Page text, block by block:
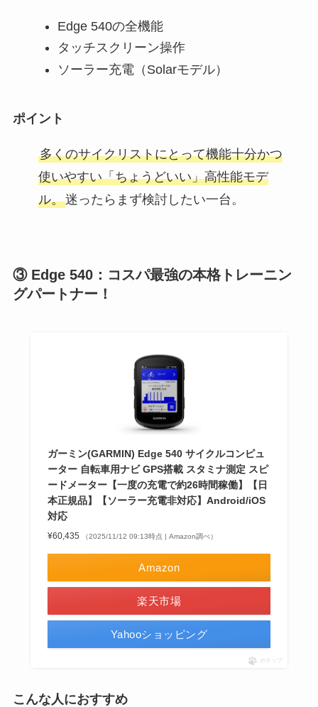
Edge 540の全機能
タッチスクリーン操作
ソーラー充電（Solarモデル）
ポイント
多くのサイクリストにとって機能十分かつ
使いやすい「ちょうどいい」高性能モデ
ル。迷ったらまず検討したい一台。
③ Edge 540：コスパ最強の本格トレーニン
グパートナー！
ガーミン(GARMIN) Edge 540 サイクルコンピュ
ーター 自転車用ナビ GPS搭載 スタミナ測定 スピ
ードメーター【一度の充電で約26時間稼働】【日
本正規品】【ソーラー充電非対応】Android/iOS
対応
¥60,435 （2025/11/12 09:13時点 | Amazon調べ）
Amazon
楽天市場
Yahooショッピング
ポチップ
こんな人におすすめ